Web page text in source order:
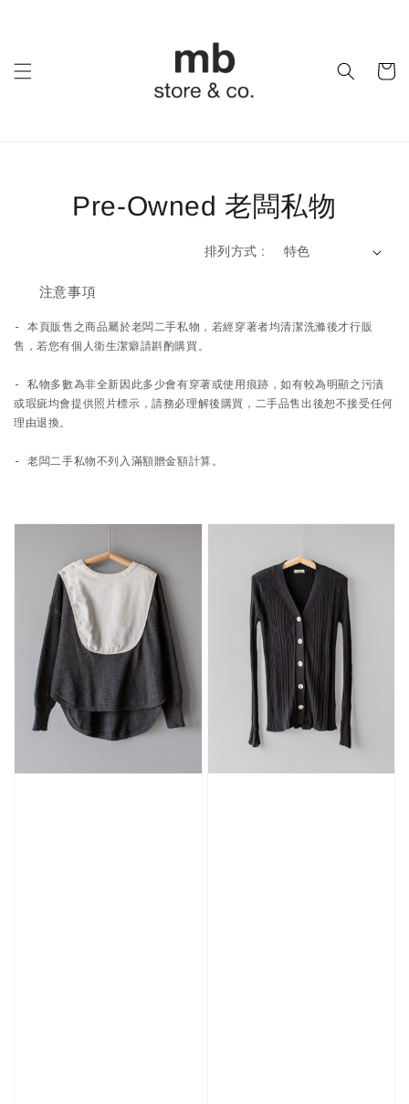
Pre-Owned 老闆私物
排列方式 :
⠀⠀ 注意事項 ⠀⠀
- 本頁販售之商品屬於老闆二手私物，若經穿著者均清潔洗滌後才行販
售，若您有個人衛生潔癖請斟酌購買。
- 私物多數為非全新因此多少會有穿著或使用痕跡，如有較為明顯之污漬
或瑕疵均會提供照片標示，請務必理解後購買，二手品售出後恕不接受任何
理由退換。
- 老闆二手私物不列入滿額贈金額計算。